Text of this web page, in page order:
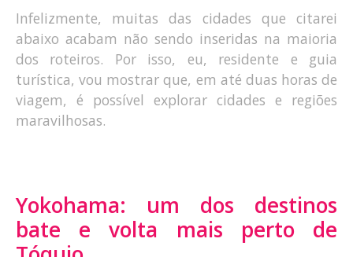
Infelizmente, muitas das cidades que citarei
abaixo acabam não sendo inseridas na maioria
dos roteiros. Por isso, eu, residente e guia
turística, vou mostrar que, em até duas horas de
viagem, é possível explorar cidades e regiões
maravilhosas.
Yokohama: um dos destinos
bate e volta mais perto de